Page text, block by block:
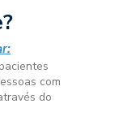
com
do